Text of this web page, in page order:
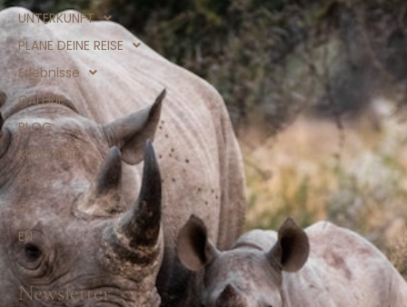
UNTERKUNFT
PLANE DEINE REISE
Erlebnisse
GALERIE
BLOG
KONTAKT
FR
DE
EN
Newsletter